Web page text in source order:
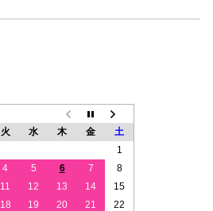
火 水 木 金
土
1
4 5 6 7
8
11 12 13 14
15
18 19 20 21
22